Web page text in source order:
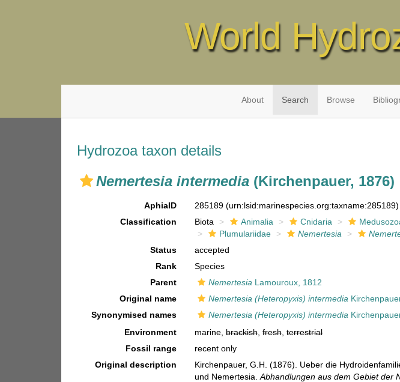
World
About Search Browse
Hydrozoa taxon details
Nemertesia intermedia (Kirchenpauer, 1876)
AphiaID 285189(urn:lsid:marinespecies.org:taxname:285189)
Classification
Biota Animalia Cnidaria
Plumulariidae
Nemertesia
Status
accepted
Rank
Species
Parent
Nemertesia Lamouroux, 1812
Original name
Nemertesia (Heteropyxis) intermedia
Synonymised names
Nemertesia (Heteropyxis) intermedia
Environment
marine,brackish,fresh,terrestrial
Fossil range
recent only
Original description
Kirchenpauer, G.H. (1876). Ueber die
und Nemertesia.Abhandlungen aus dem Gebiet der